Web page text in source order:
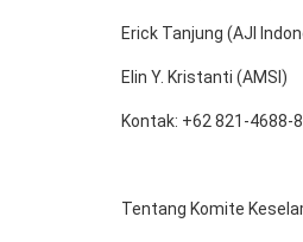
Erick Tanjung (AJI
Elin Y. Kristanti (AMSI)
Kontak: +62 821-4688-
Tentang Komite